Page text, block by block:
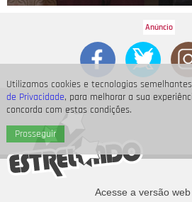
Utilizamos cookies e tecnologias
de Privacidade, para melhorar a sua
concorda com estas condições.
Prosseguir
Acesse a versão web